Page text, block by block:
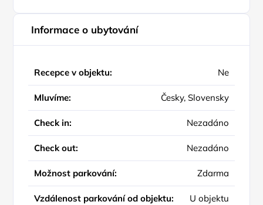
Informace o ubytování
Recepce v objektu: Ne
Mluvíme: Česky, Slovensky
Check in: Nezadáno
Check out: Nezadáno
Možnost parkování: Zdarma
Vzdálenost parkování od objektu: U objektu